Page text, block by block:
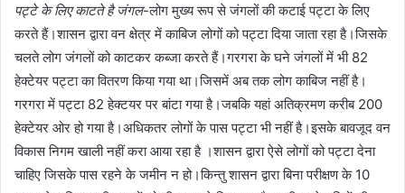
पट्टे के लिए काटते है जंगल-लोग मुख्य रूप से जंगलों की कटाई पट्टा के लिए
करते हैं।शासन द्वारा वन क्षेत्र में काबिज लोगों को पट्टा दिया जाता रहा है।जिसके
चलते लोग जंगलों को काटकर कब्जा करते हैं।गरगरा के घने जंगलों में भी 82
हेक्टेयर पट्टा का वितरण किया गया था।जिसमें अब तक लोग काबिज नहीं है।
गरगरा में पट्टा 82 हेक्टयर पर बांटा गया है।जबकि यहां अतिक्रमण करीब 200
हेक्टेयर ओर हो गया है।अधिकतर लोगों के पास पट्टा भी नहीं है।इसके बावजूद वन
विकास निगम खाली नहीं करा आया रहा है ।शासन द्वारा ऐसे लोगों को पट्टा देना
चाहिए जिसके पास रहने के जमीन न हो।किन्तु शासन द्वारा बिना परीक्षण के 10